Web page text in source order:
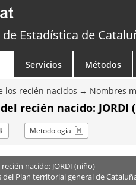
Estadística de
Servicios Métodos
los recién nacidos Nombres
recién nacido: JORDI
Metodología
nacido: JORDI (niño)
Plan territorial general de